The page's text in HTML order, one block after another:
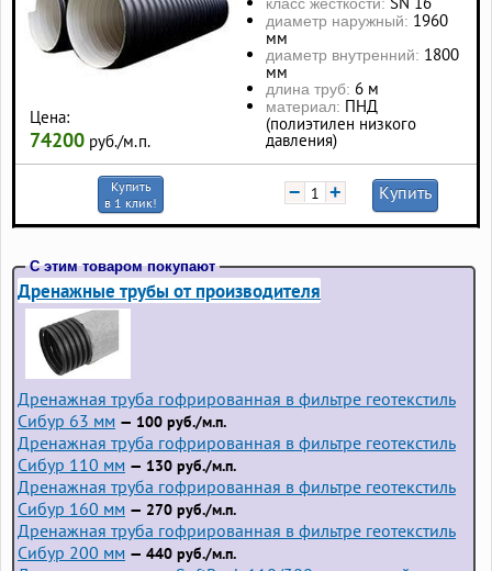
Цена:
74200 руб./м.п.
диаметр наружный: 1960
мм
диаметр внутренний: 1800
мм
длина труб: 6 м
материал: ПНД
(полиэтилен низкого
давления)
Купить
в 1 клик!
− + Купить
С этим товаром покупают
Дренажные трубы от производителя
Дренажная труба гофрированная в фильтре геотекстиль
Сибур 63 мм — 100 руб./м.п.
Дренажная труба гофрированная в фильтре геотекстиль
Сибур 110 мм — 130 руб./м.п.
Дренажная труба гофрированная в фильтре геотекстиль
Сибур 160 мм — 270 руб./м.п.
Дренажная труба гофрированная в фильтре геотекстиль
Сибур 200 мм — 440 руб./м.п.